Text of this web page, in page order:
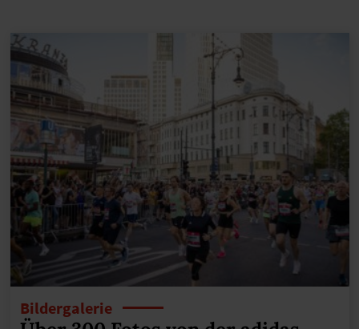
Bildergalerie